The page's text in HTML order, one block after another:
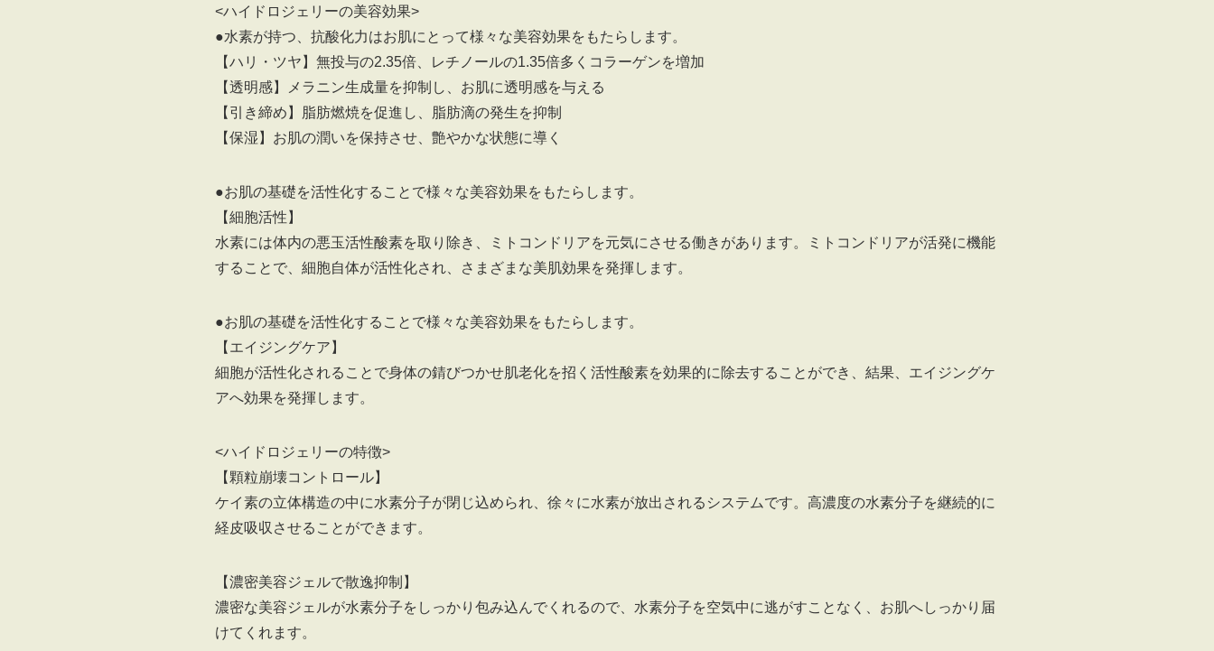
<ハイドロジェリーの美容効果>
●水素が持つ、抗酸化力はお肌にとって様々な美容効果をもたらします。
【ハリ・ツヤ】無投与の2.35倍、レチノールの1.35倍多くコラーゲンを増加
【透明感】メラニン生成量を抑制し、お肌に透明感を与える
【引き締め】脂肪燃焼を促進し、脂肪滴の発生を抑制
【保湿】お肌の潤いを保持させ、艶やかな状態に導く
●お肌の基礎を活性化することで様々な美容効果をもたらします。
【細胞活性】
水素には体内の悪玉活性酸素を取り除き、ミトコンドリアを元気にさせる働きがあります。ミトコンドリアが活発に機能
することで、細胞自体が活性化され、さまざまな美肌効果を発揮します。
●お肌の基礎を活性化することで様々な美容効果をもたらします。
【エイジングケア】
細胞が活性化されることで身体の錆びつかせ肌老化を招く活性酸素を効果的に除去することができ、結果、エイジングケ
アへ効果を発揮します。
<ハイドロジェリーの特徴>
【顆粒崩壊コントロール】
ケイ素の立体構造の中に水素分子が閉じ込められ、徐々に水素が放出されるシステムです。高濃度の水素分子を継続的に
経皮吸収させることができます。
【濃密美容ジェルで散逸抑制】
濃密な美容ジェルが水素分子をしっかり包み込んでくれるので、水素分子を空気中に逃がすことなく、お肌へしっかり届
けてくれます。